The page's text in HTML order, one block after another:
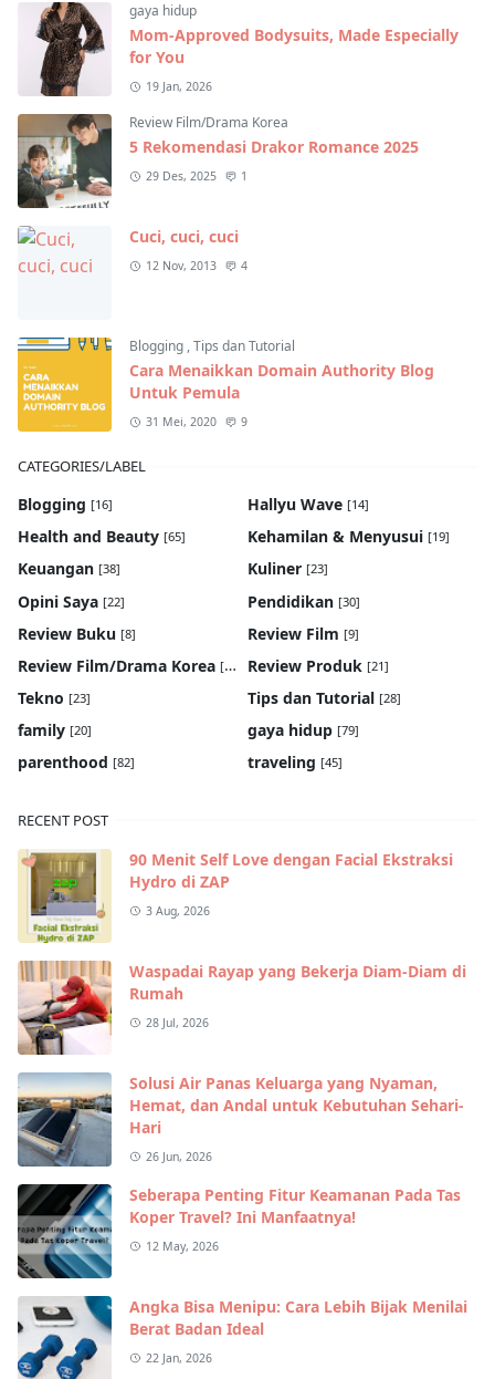
gaya hidup
Mom-Approved Bodysuits, Made Especially
for You
19 Jan, 2026
Review Film/Drama Korea
5 Rekomendasi Drakor Romance 2025
29 Des, 2025 1
Cuci, cuci, cuci
12 Nov, 2013 4
Blogging ,Tips dan Tutorial
Cara Menaikkan Domain Authority Blog
Untuk Pemula
31 Mei, 2020 9
CATEGORIES/LABEL
Blogging [16] Hallyu Wave [14]
Health and Beauty [65] Kehamilan & Menyusui [19]
Keuangan [38] Kuliner [23]
Opini Saya [22] Pendidikan [30]
Review Buku [8] Review Film [9]
Review Film/Drama Korea [22] Review Produk [21]
Tekno [23] Tips dan Tutorial [28]
family [20] gaya hidup [79]
parenthood [82] traveling [45]
RECENT POST
90 Menit Self Love dengan Facial Ekstraksi
Hydro di ZAP
3 Aug, 2026
Waspadai Rayap yang Bekerja Diam-Diam di
Rumah
28 Jul, 2026
Solusi Air Panas Keluarga yang Nyaman,
Hemat, dan Andal untuk Kebutuhan Sehari-
Hari
26 Jun, 2026
Seberapa Penting Fitur Keamanan Pada Tas
Koper Travel? Ini Manfaatnya!
12 May, 2026
Angka Bisa Menipu: Cara Lebih Bijak Menilai
Berat Badan Ideal
22 Jan, 2026